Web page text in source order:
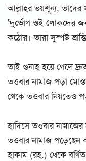
আল্লাহর ভয়শূন্য, তাদের
‘দুর্ভোগ ওই লোকদের
কঠোর। তারা সুস্পষ্ট
তাই গুনাহ হয়ে গেলে
তওবার নামাজ পড়া
থেকে তওবার নিয়তেও
হাদিসে তওবার
তওবার নামাজ পড়েছেন
হাকাম (রহ.) থেকে